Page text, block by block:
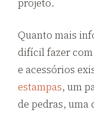
Quanto mais
difícil fazer
e acessórios
estampas, um
de pedras, uma